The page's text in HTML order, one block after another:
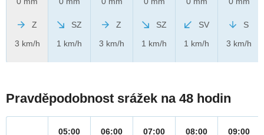
Z
3 km/h
SZ
1 km/h
Z
3 km/h
SZ
1 km/h
SV
1 km/h
S
3 km/h
Pravděpodobnost srážek na 48 hodin
05:00
06:00
07:00
08:00
09:00